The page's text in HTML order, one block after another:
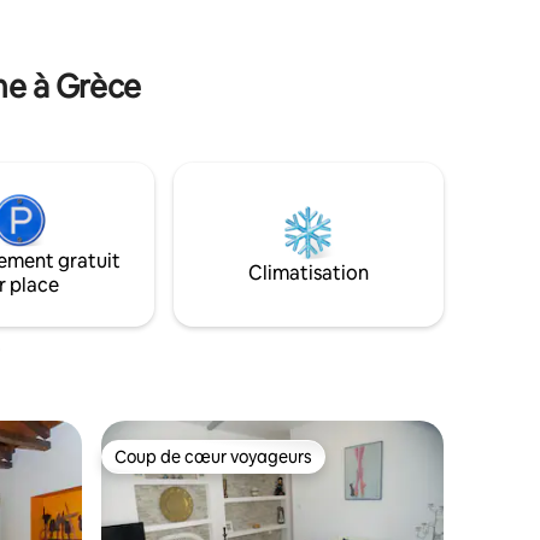
l'aéroport [28 min]
à Grèce
gratuit
place
Climatisation
Coup de cœur voyageurs
Coup de cœur voyageurs